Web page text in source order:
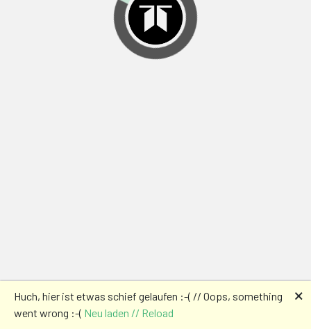
Huch, hier ist etwas schief gelaufen :-( // Oops, something
went wrong :-( Neu laden // Reload
🗙